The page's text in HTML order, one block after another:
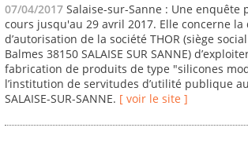
07/04/2017 Salaise-sur-Sanne : Une enquête
cours jusqu'au 29 avril 2017. Elle concerne la
d’autorisation de la société THOR (siège
Balmes 38150 SALAISE SUR SANNE)
fabrication de produits de type "silicones
l’institution de servitudes d’utilité publique
SALAISE-SUR-SANNE. [ voir le site ]